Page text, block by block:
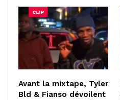
CLIP
Avant la mixtape, Tyler
Bld & Fianso dévoilent